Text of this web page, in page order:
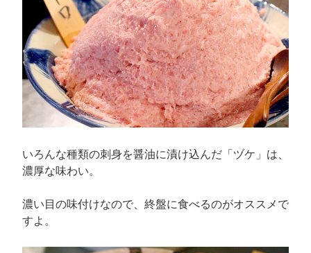
いろんな種類の刺身を醤油に漬け込んだ「ヅケ」は、
濃厚な味わい。
濃い目の味付けなので、終盤に食べるのがオススメで
すよ。